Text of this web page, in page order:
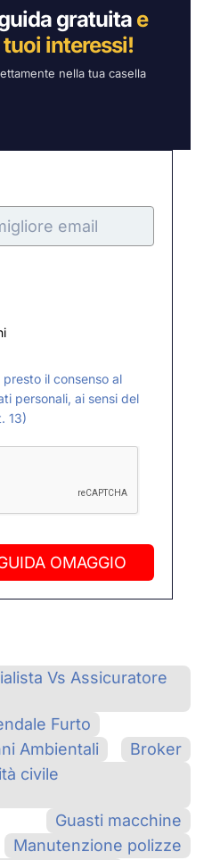
gratuita e
interessi!
nella tua casella
il consenso al
personali, ai sensi del
13)
OMAGGIO
Vs Assicuratore
Furto
Ambientali
Broker
civile
Guasti macchine
Manutenzione polizze